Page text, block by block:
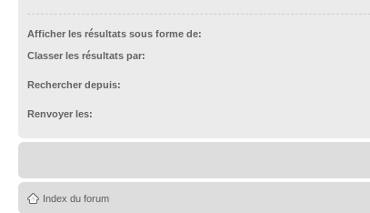
Afficher les résultats sous forme de:
Classer les résultats par:
Rechercher depuis:
Renvoyer les:
Index du forum